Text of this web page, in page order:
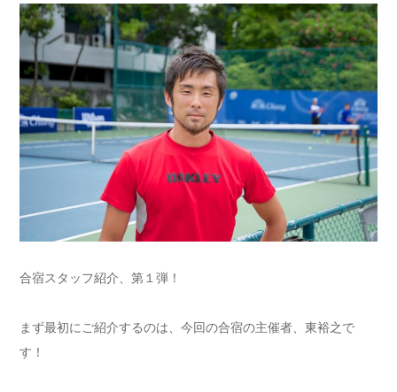
合宿スタッフ紹介、第１弾！
まず最初にご紹介するのは、今回の合宿の主催者、東裕之で
す！